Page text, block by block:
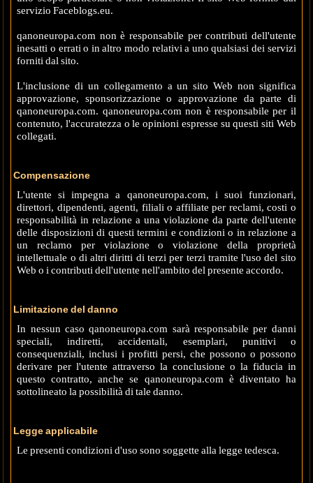
servizio Faceblogs.eu.
qanoneuropa.com non è responsabile per contributi dell'utente
inesatti o errati o in altro modo relativi a uno qualsiasi dei servizi
forniti dal sito.
L'inclusione di un collegamento a un sito Web non significa
approvazione, sponsorizzazione o approvazione da parte di
qanoneuropa.com. qanoneuropa.com non è responsabile per il
contenuto, l'accuratezza o le opinioni espresse su questi siti Web
collegati.
Compensazione
L'utente si impegna a qanoneuropa.com, i suoi funzionari,
direttori, dipendenti, agenti, filiali o affiliate per reclami, costi o
responsabilità in relazione a una violazione da parte dell'utente
delle disposizioni di questi termini e condizioni o in relazione a
un reclamo per violazione o violazione della proprietà
intellettuale o di altri diritti di terzi per terzi tramite l'uso del sito
Web o i contributi dell'utente nell'ambito del presente accordo.
Limitazione del danno
In nessun caso qanoneuropa.com sarà responsabile per danni
speciali, indiretti, accidentali, esemplari, punitivi o
consequenziali, inclusi i profitti persi, che possono o possono
derivare per l'utente attraverso la conclusione o la fiducia in
questo contratto, anche se qanoneuropa.com è diventato ha
sottolineato la possibilità di tale danno.
Legge applicabile
Le presenti condizioni d'uso sono soggette alla legge tedesca.